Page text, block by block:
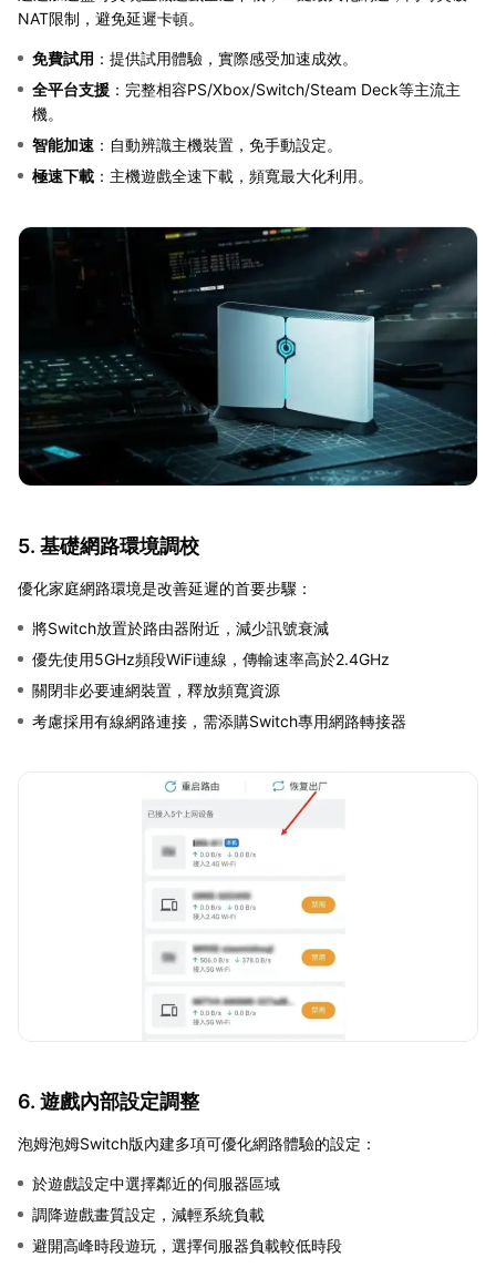
NAT限制，避免延遲卡頓。
免費試用 ：提供試用體驗，實際感受加速成效。
全平台支援 ：完整相容PS/Xbox/Switch/Steam Deck等主流主
機。
智能加速 ：自動辨識主機裝置，免手動設定。
極速下載 ：主機遊戲全速下載，頻寬最大化利用。
5. 基礎網路環境調校
優化家庭網路環境是改善延遲的首要步驟：
將Switch放置於路由器附近，減少訊號衰減
優先使用5GHz頻段WiFi連線，傳輸速率高於2.4GHz
關閉非必要連網裝置，釋放頻寬資源
考慮採用有線網路連接，需添購Switch專用網路轉接器
6. 遊戲內部設定調整
泡姆泡姆Switch版內建多項可優化網路體驗的設定：
於遊戲設定中選擇鄰近的伺服器區域
調降遊戲畫質設定，減輕系統負載
避開高峰時段遊玩，選擇伺服器負載較低時段